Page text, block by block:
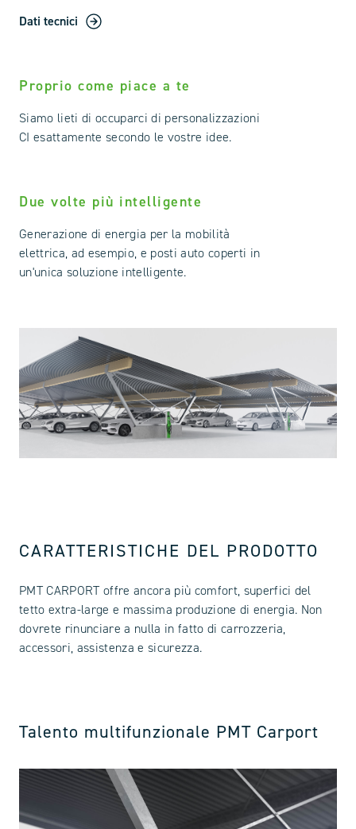
Dati tecnici
Proprio come piace a te
Siamo lieti di occuparci di personalizzazioni
CI esattamente secondo le vostre idee.
Due volte più intelligente
Generazione di energia per la mobilità
elettrica, ad esempio, e posti auto coperti in
un'unica soluzione intelligente.
CARATTERISTICHE DEL PRODOTTO
PMT CARPORT offre ancora più comfort, superfici del
tetto extra-large e massima produzione di energia. Non
dovrete rinunciare a nulla in fatto di carrozzeria,
accessori, assistenza e sicurezza.
Talento multifunzionale PMT Carport